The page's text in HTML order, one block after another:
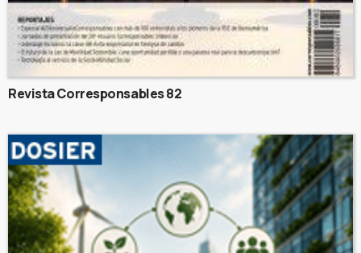
Revista Corresponsables 82